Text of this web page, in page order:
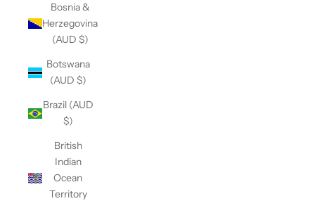
Bosnia &
Herzegovina
(AUD $)
Botswana
(AUD $)
Brazil (AUD
$)
British
Indian
Ocean
Territory